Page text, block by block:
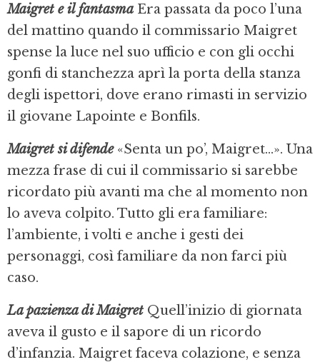
Maigret e il fantasmaEra passata da poco l’una
del mattino quando il commissario Maigret
spense la luce nel suo ufficio e con gli occhi
gonfi di stanchezza aprì la porta della stanza
degli ispettori, dove erano rimasti in servizio
il giovane Lapointe e Bonfils.
Maigret si difende«Senta un po’, Maigret...». Una
mezza frase di cui il commissario si sarebbe
ricordato più avanti ma che al momento non
lo aveva colpito. Tutto gli era familiare:
l’ambiente, i volti e anche i gesti dei
personaggi, così familiare da non farci più
caso.
La pazienza di MaigretQuell’inizio di giornata
aveva il gusto e il sapore di un ricordo
d’infanzia. Maigret faceva colazione, e senza